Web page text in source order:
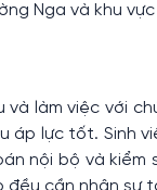
Nga và khu vực
làm việc với
áp lực tốt. Sinh
nội bộ và kiểm
cần nhân sự